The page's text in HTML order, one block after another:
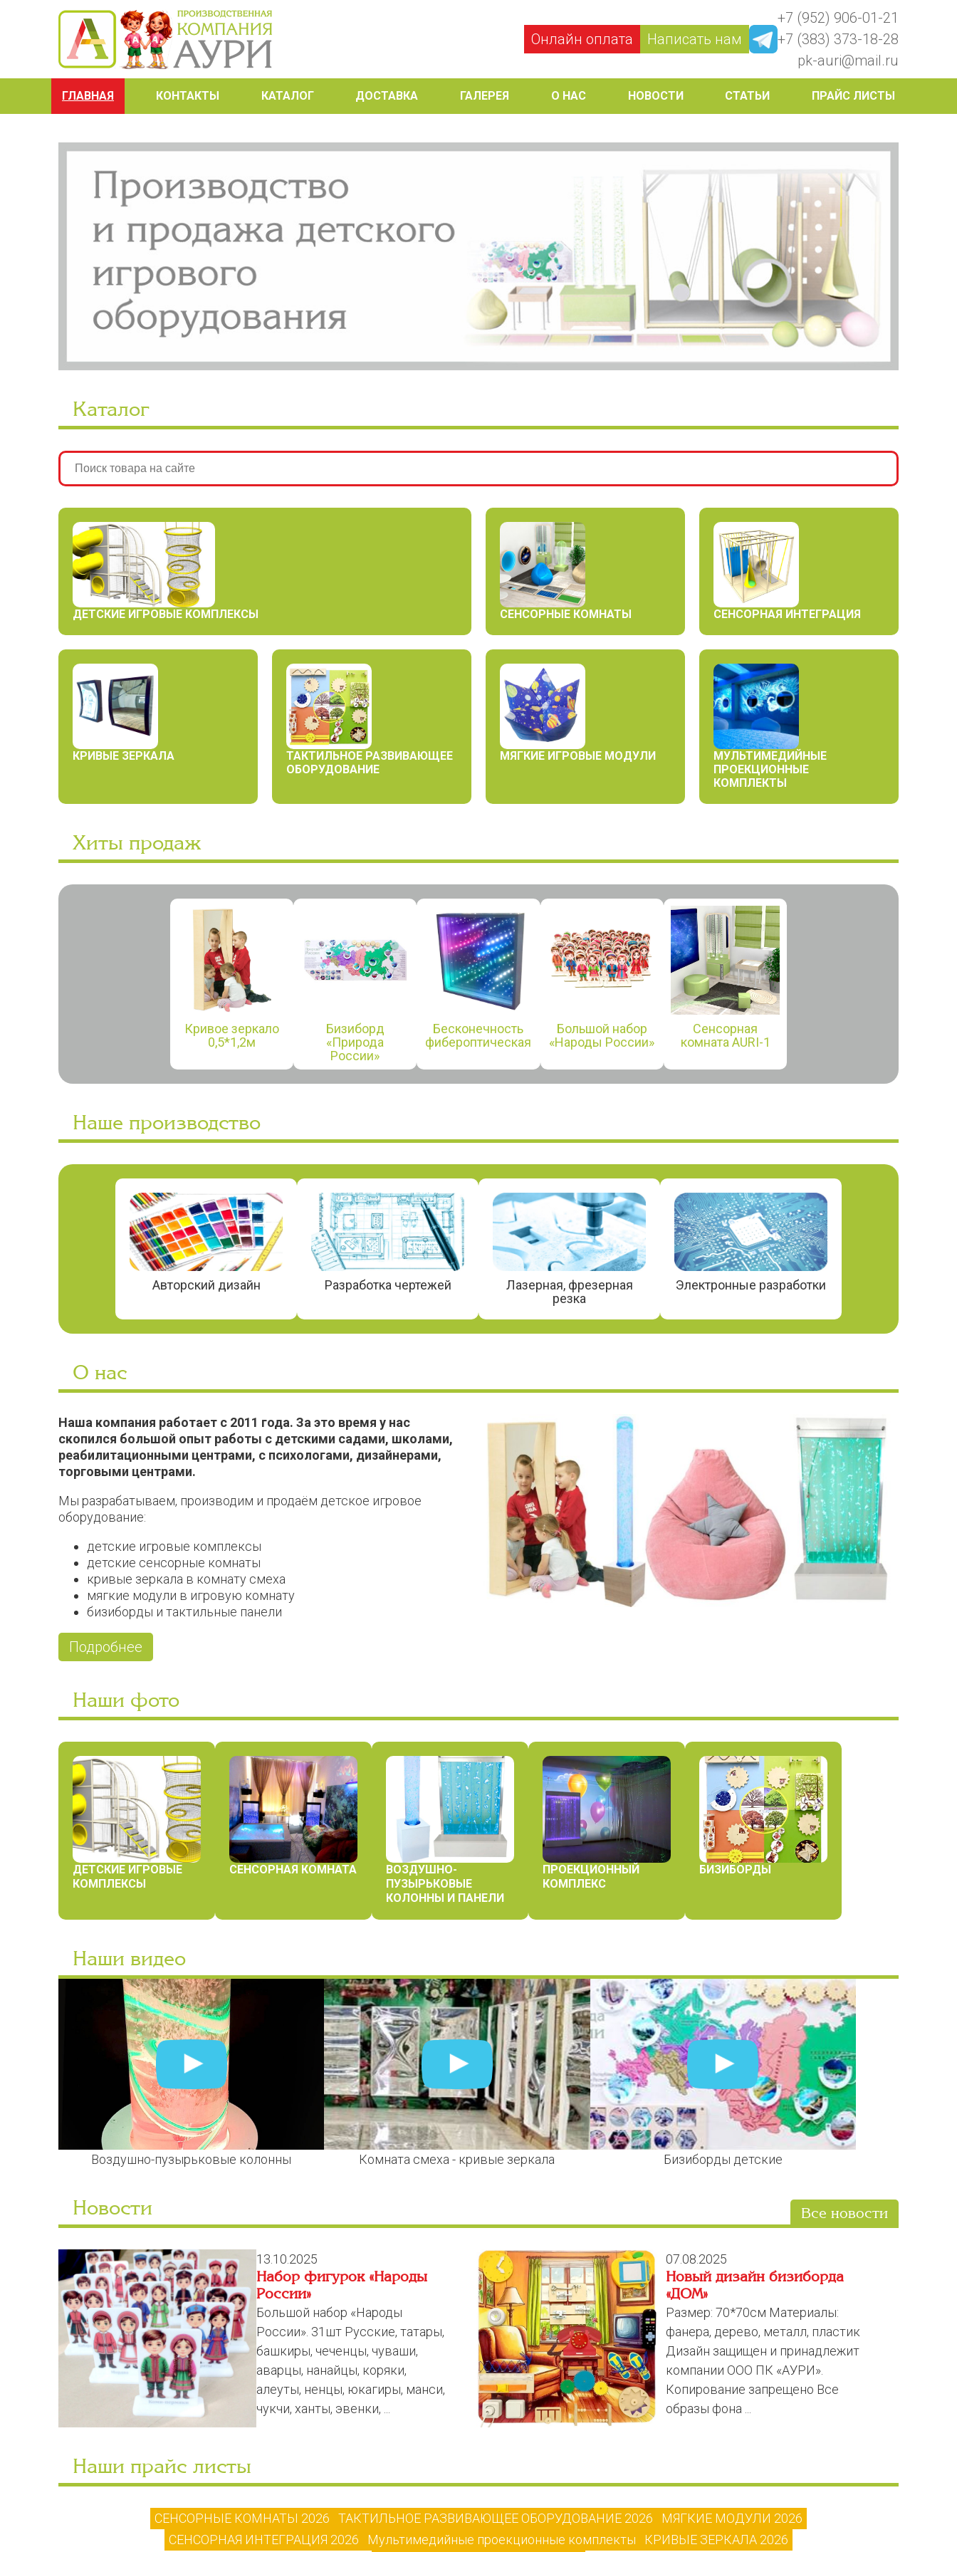
Онлайн оплата Написать нам
+7 (952) 906-01-21
+7 (383) 373-18-28
pk-auri@mail.ru
ГЛАВНАЯ КОНТАКТЫ КАТАЛОГ ДОСТАВКА ГАЛЕРЕЯ О НАС НОВОСТИ СТАТЬИ ПРАЙС ЛИСТЫ
Каталог
ДЕТСКИЕ ИГРОВЫЕ КОМПЛЕКСЫ СЕНСОРНЫЕ КОМНАТЫ СЕНСОРНАЯ ИНТЕГРАЦИЯ
КРИВЫЕ ЗЕРКАЛА
ТАКТИЛЬНОЕ РАЗВИВАЮЩЕЕ
ОБОРУДОВАНИЕ
МЯГКИЕ ИГРОВЫЕ МОДУЛИ
МУЛЬТИМЕДИЙНЫЕ
ПРОЕКЦИОННЫЕ
КОМПЛЕКТЫ
Хиты продаж
Кривое зеркало
0,5*1,2м
Бизиборд
«Природа
России»
Бесконечность
фибероптическая
Большой набор
«Народы России»
Сенсорная
комната AURI-1
Наше производство
Авторский дизайн Разработка чертежей
Лазерная, фрезерная
резка
Электронные разработки
О нас
Наша компания работает с 2011 года. За это время у нас
скопился большой опыт работы с детскими садами, школами,
реабилитационными центрами, с психологами, дизайнерами,
торговыми центрами.
Мы разрабатываем, производим и продаём детское игровое
оборудование:
детские игровые комплексы
детские сенсорные комнаты
кривые зеркала в комнату смеха
мягкие модули в игровую комнату
бизиборды и тактильные панели
Подробнее
Наши фото
ДЕТСКИЕ ИГРОВЫЕ
КОМПЛЕКСЫ
СЕНСОРНАЯ КОМНАТА
ВОЗДУШНО-
ПУЗЫРЬКОВЫЕ
КОЛОННЫ И ПАНЕЛИ
ПРОЕКЦИОННЫЙ
КОМПЛЕКС
БИЗИБОРДЫ
Наши видео
Воздушно-пузырьковые колонны Комната смеха - кривые зеркала Бизиборды детские
Новости Все новости
13.10.2025
Набор фигурок «Народы
России»
Большой набор «Народы
России». 31шт Русские, татары,
башкиры, чеченцы, чуваши,
аварцы, нанайцы, коряки,
алеуты, ненцы, юкагиры, манси,
чукчи, ханты, эвенки, ...
07.08.2025
Новый дизайн бизиборда
«ДОМ»
Размер: 70*70см Материалы:
фанера, дерево, металл, пластик
Дизайн защищен и принадлежит
компании ООО ПК «АУРИ».
Копирование запрещено Все
образы фона ...
Наши прайс листы
СЕНСОРНЫЕ КОМНАТЫ 2026 ТАКТИЛЬНОЕ РАЗВИВАЮЩЕЕ ОБОРУДОВАНИЕ 2026
МЯГКИЕ МОДУЛИ 2026
СЕНСОРНАЯ ИНТЕГРАЦИЯ 2026
Мультимедийные проекционные комплекты КРИВЫЕ ЗЕРКАЛА 2026